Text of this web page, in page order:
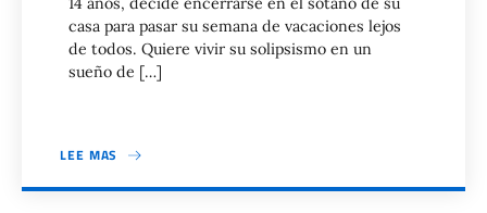
casa para pasar su semana de vacaciones lejos
de todos. Quiere vivir su solipsismo en un
sueño de […]
LEE MAS